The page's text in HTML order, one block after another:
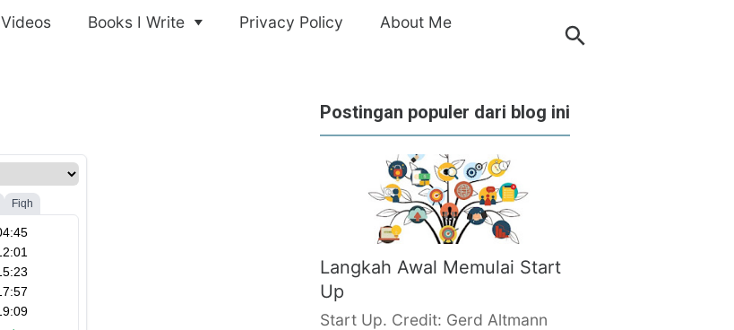
Videos Books I Write Privacy Policy About Me
Postingan populer dari blog ini
Langkah Awal Memulai Start
Up
Start Up. Credit: Gerd Altmann